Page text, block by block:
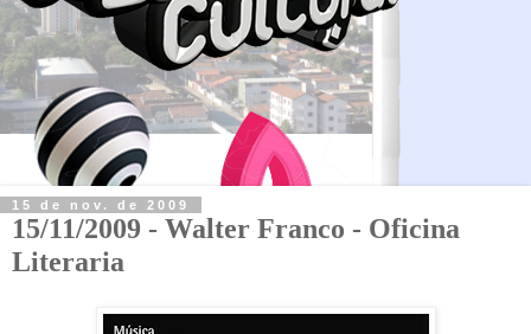
15 de nov. de 2009
15/11/2009 - Walter Franco - Oficina
Literaria